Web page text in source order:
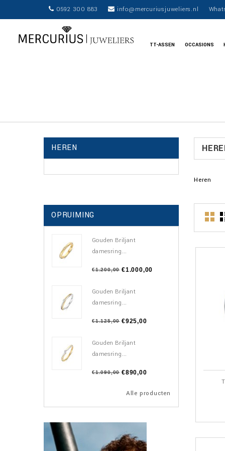
0592 300 883 info@mercuriusjuweliers.nl
TT-ASSEN OCCASIONS
HEREN
OPRUIMING
Gouden Briljant
damesring...
€1.200,00 €1.000,00
Gouden Briljant
damesring...
€1.125,00 €925,00
Gouden Briljant
damesring...
€1.090,00 €890,00
Alle producten
Heren